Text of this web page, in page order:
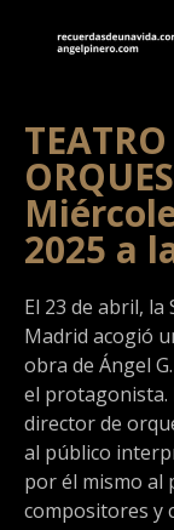
2025 a
El 23 de abril, la
Madrid acogió
obra de Ángel
el protagonista.
director de
al público
por él mismo al
compositores y